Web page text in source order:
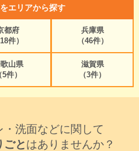
エリアから探す
都府
18件）
兵庫県
（46件）
山県
5件）
滋賀県
（3件）
・洗面などに関して
ごとはありませんか？